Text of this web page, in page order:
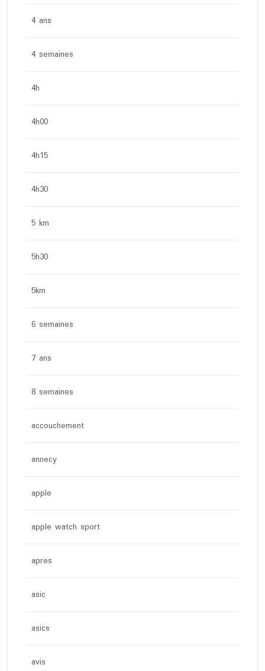
4 ans
4 semaines
4h
4h00
4h15
4h30
5 km
5h30
5km
6 semaines
7 ans
8 semaines
accouchement
annecy
apple
apple watch sport
apres
asic
asics
avis